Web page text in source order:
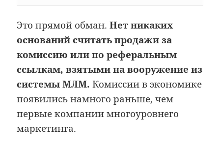
Это прямой обман.Нет никаких
оснований считать продажи за
комиссию или по реферальным
ссылкам, взятыми на вооружение из
системы МЛМ. Комиссии в экономике
появились намного раньше, чем
первые компании многоуровнего
маркетинга.